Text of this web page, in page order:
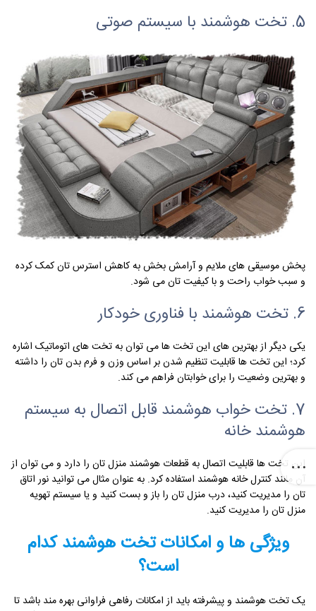
5. تخت هوشمند با سیستم صوتی
پخش موسیقی های ملایم و آرامش بخش به کاهش استرس تان کمک کرده
و سبب خواب راحت و با کیفیت تان می شود.
6. تخت هوشمند با فناوری خودکار
یکی دیگر از بهترین های این تخت ها می توان به تخت های اتوماتیک اشاره
کرد؛ این تخت ها قابلیت تنظیم شدن بر اساس وزن و فرم بدن تان را داشته
و بهترین وضعیت را برای خوابتان فراهم می کند.
7. تخت خواب هوشمند قابل اتصال به سیستم
هوشمند خانه
این تخت ها قابلیت اتصال به قطعات هوشمند منزل تان را دارد و می توان از
آن مانند کنترل خانه هوشمند استفاده کرد. به عنوان مثال می توانید نور اتاق
تان را مدیریت کنید، درب منزل تان را باز و بست کنید و یا سیستم تهویه
منزل تان را مدیریت کنید.
ویژگی ها و امکانات تخت هوشمند کدام
است؟
یک تخت هوشمند و پیشرفته باید از امکانات رفاهی فراوانی بهره مند باشد تا